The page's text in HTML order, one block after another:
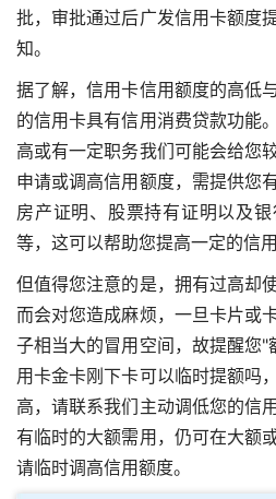
批，审批通过后广发信用卡额度
知。
据了解，信用卡信用额度的高低
的信用卡具有信用消费贷款功能
高或有一定职务我们可能会给您
申请或调高信用额度，需提供您
房产证明、股票持有证明以及
等，这可以帮助您提高一定的信用
但值得您注意的是，拥有过高却
而会对您造成麻烦，一旦卡片或
子相当大的冒用空间，故提醒您"
用卡金卡刚下卡可以临时提额吗
高，请联系我们主动调低您的信
有临时的大额需用，仍可在大额
请临时调高信用额度。